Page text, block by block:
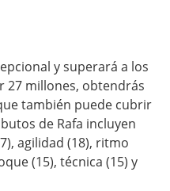
y superará a los
27 millones, obtendrás
también puede cubrir
de Rafa incluyen
agilidad (18), ritmo
(15), técnica (15) y